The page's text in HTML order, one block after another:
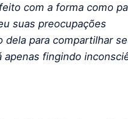
com a forma como
suas preocupações
dela para compartilhar
fingindo